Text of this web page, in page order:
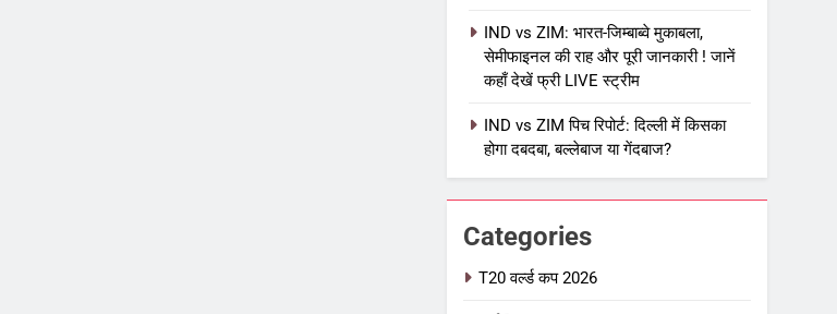
IND vs ZIM: भारत-जिम्बाब्वे मुकाबला,
सेमीफाइनल की राह और पूरी जानकारी ! जानें
कहाँ देखें फ्री LIVE स्ट्रीम
IND vs ZIM पिच रिपोर्ट: दिल्ली में किसका
होगा दबदबा, बल्लेबाज या गेंदबाज?
Categories
T20 वर्ल्ड कप 2026
IPL टीम के मालिक: फ्रेंचाइजी के पीछे
की असली ताकत
आईपीएल 2026 क्रिकेट
IPL इतिहास की सबसे असफल टीमें: एक
विस्तृत विश्लेषण (2008-2026)
क्रिकेट